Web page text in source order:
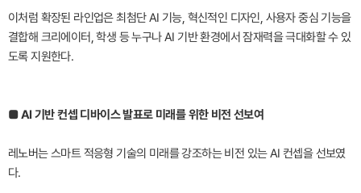
이처럼 확장된 라인업은 최첨단 AI 기능, 혁신적인 디자인, 사용자 중심 기능을
결합해 크리에이터, 학생 등 누구나 AI 기반 환경에서 잠재력을 극대화할 수 있
도록 지원한다.
■ AI 기반 컨셉 디바이스 발표로 미래를 위한 비전 선보여
레노버는 스마트 적응형 기술의 미래를 강조하는 비전 있는 AI 컨셉을 선보였
다.